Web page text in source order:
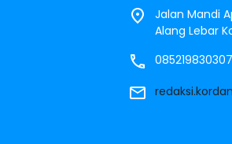
Jalan Mandi
Alang Lebar
085219830307